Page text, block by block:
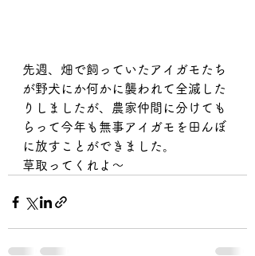
先週、畑で飼っていたアイガモたち
が野犬にか何かに襲われて全滅した
りしましたが、農家仲間に分けても
らって今年も無事アイガモを田んぼ
に放すことができました。
草取ってくれよ〜